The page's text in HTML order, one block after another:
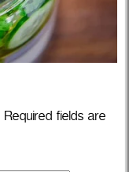
Required fields are